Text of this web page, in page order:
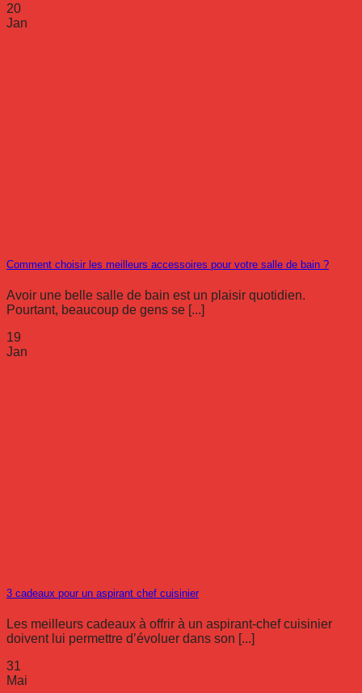
20
Jan
Comment choisir les meilleurs accessoires pour votre salle de bain ?
Avoir une belle salle de bain est un plaisir quotidien.
Pourtant, beaucoup de gens se [...]
19
Jan
3 cadeaux pour un aspirant chef cuisinier
Les meilleurs cadeaux à offrir à un aspirant-chef cuisinier
doivent lui permettre d’évoluer dans son [...]
31
Mai